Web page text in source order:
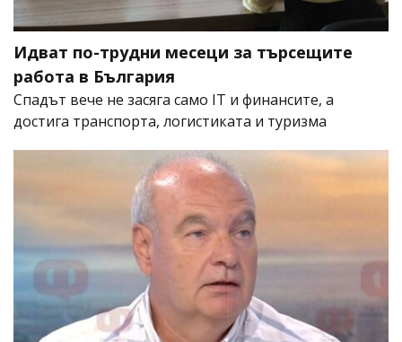
Идват по-трудни месеци за търсещите
работа в България
Спадът вече не засяга само IT и финансите, а
достига транспорта, логистиката и туризма